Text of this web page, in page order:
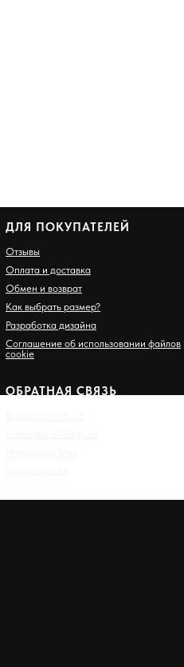
ДЛЯ ПОКУПАТЕЛЕЙ
Отзывы
Оплата и доставка
Обмен и возврат
Как выбрать размер?
Разработка дизайна
Соглашение об использовании файлов
cookie
ОБРАТНАЯ СВЯЗЬ